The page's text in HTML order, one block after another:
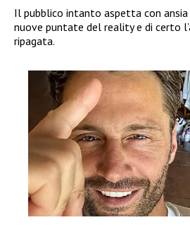
Il pubblico intanto aspetta con
nuove puntate del reality e di certo
ripagata.